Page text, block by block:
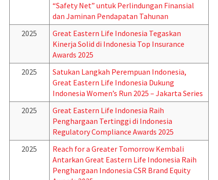
“Safety Net” untuk Perlindungan Finansial
dan Jaminan Pendapatan Tahunan
2025
Great Eastern Life Indonesia Tegaskan
Kinerja Solid di Indonesia Top Insurance
Awards 2025
2025
Satukan Langkah Perempuan Indonesia,
Great Eastern Life Indonesia Dukung
Indonesia Women’s Run 2025 – Jakarta Series
2025
Great Eastern Life Indonesia Raih
Penghargaan Tertinggi di Indonesia
Regulatory Compliance Awards 2025
2025
Reach for a Greater Tomorrow Kembali
Antarkan Great Eastern Life Indonesia Raih
Penghargaan Indonesia CSR Brand Equity